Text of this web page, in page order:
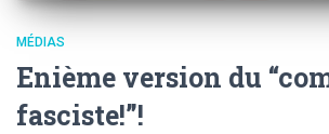
MÉDIAS
Enième version du
fasciste!”!